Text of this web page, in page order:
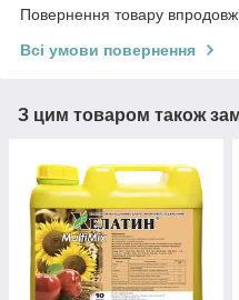
Повернення товару
Всі умови повернення
З цим товаром також